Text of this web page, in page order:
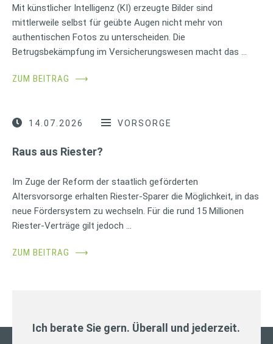
Mit künstlicher Intelligenz (KI) erzeugte Bilder sind
mittlerweile selbst für geübte Augen nicht mehr von
authentischen Fotos zu unterscheiden. Die
Betrugsbekämpfung im Versicherungswesen macht das …
ZUM BEITRAG ⟶
14.07.2026 VORSORGE
Raus aus Riester?
Im Zuge der Reform der staatlich geförderten
Altersvorsorge erhalten Riester-Sparer die Möglichkeit, in das
neue Fördersystem zu wechseln. Für die rund 15 Millionen
Riester-Verträge gilt jedoch …
ZUM BEITRAG ⟶
Ich berate Sie gern. Überall und jederzeit.